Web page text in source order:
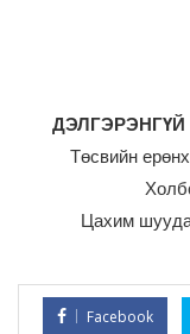
Төсвийн
Цахим
Facebook